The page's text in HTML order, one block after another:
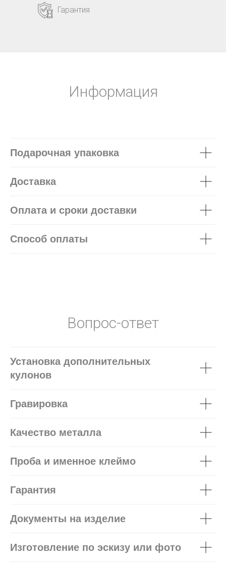
Гарантия
Информация
Подарочная упаковка
Доставка
Оплата и сроки доставки
Способ оплаты
Вопрос-ответ
Установка дополнительных
кулонов
Гравировка
Качество металла
Проба и именное клеймо
Гарантия
Документы на изделие
Изготовление по эскизу или фото